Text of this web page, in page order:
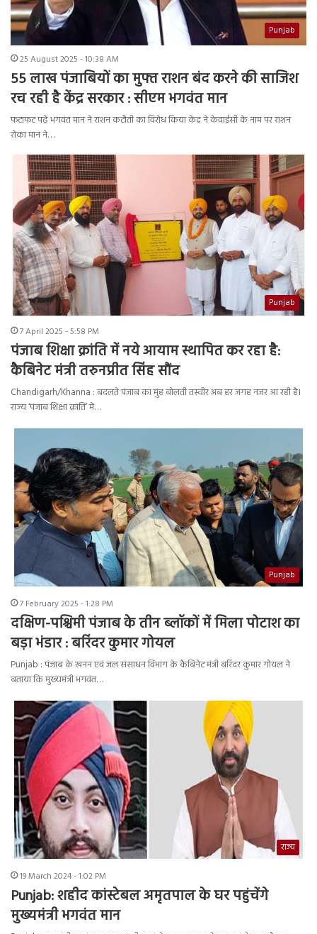
Punjab
25 August 2025 - 10:38 AM
55 लाख पंजाबियों का मुफ्त राशन बंद करने की साजिश
रच रही है केंद्र सरकार : सीएम भगवंत मान
फटाफट पढ़ें भगवंत मान ने राशन कटौती का विरोध किया केंद्र ने केवाईसी के नाम पर राशन
रोका मान ने…
Punjab
7 April 2025 - 5:58 PM
पंजाब शिक्षा क्रांति में नये आयाम स्थापित कर रहा है:
कैबिनेट मंत्री तरुनप्रीत सिंह सौंद
Chandigarh/Khanna : बदलते पंजाब का मुंह बोलती तस्वीर अब हर जगह नजर आ रही है।
राज्य ‘पंजाब शिक्षा क्रांति’ में…
Punjab
7 February 2025 - 1:28 PM
दक्षिण-पश्चिमी पंजाब के तीन ब्लॉकों में मिला पोटाश का
बड़ा भंडार : बरिंदर कुमार गोयल
Punjab : पंजाब के खनन एवं जल संसाधन विभाग के कैबिनेट मंत्री बरिंदर कुमार गोयल ने
बताया कि मुख्यमंत्री भगवंत…
राज्य
19 March 2024 - 1:02 PM
Punjab: शहीद कांस्टेबल अमृतपाल के घर पहुंचेंगे
मुख्यमंत्री भगवंत मान